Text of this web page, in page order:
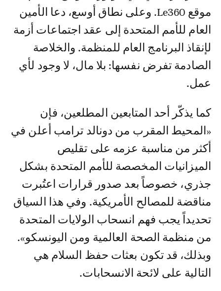
موقع Le360. وعلى نطاق أوسع، دعا الأمين
العام للأمم المتحدة إلى عقد اجتماعات أزمة
لإنقاذ البرنامج العام للمنظمة. والخلاصة
الصادمة تفرض نفسها: بلا مال، لا وجود لأي
عمل.
كما يذكّر أحد المتابعين المطلعين، فإن
«المحيط المقرب من دونالد ترامب أعلن في
أكثر من مناسبة عزمه على تقليص
الميزانيات المخصصة للأمم المتحدة بشكل
جذري، خصوصاً بعد صدور قرارات اعتُبرت
مناقضة للمصالح الأمريكية. وفي هذا السياق
تحديداً يجب فهم انسحاب الولايات المتحدة
من منظمة الصحة العالمية ومن اليونسكو».
وبذلك، قد تكون بعثات حفظ السلام هي
التالية على لائحة الانسحابات.